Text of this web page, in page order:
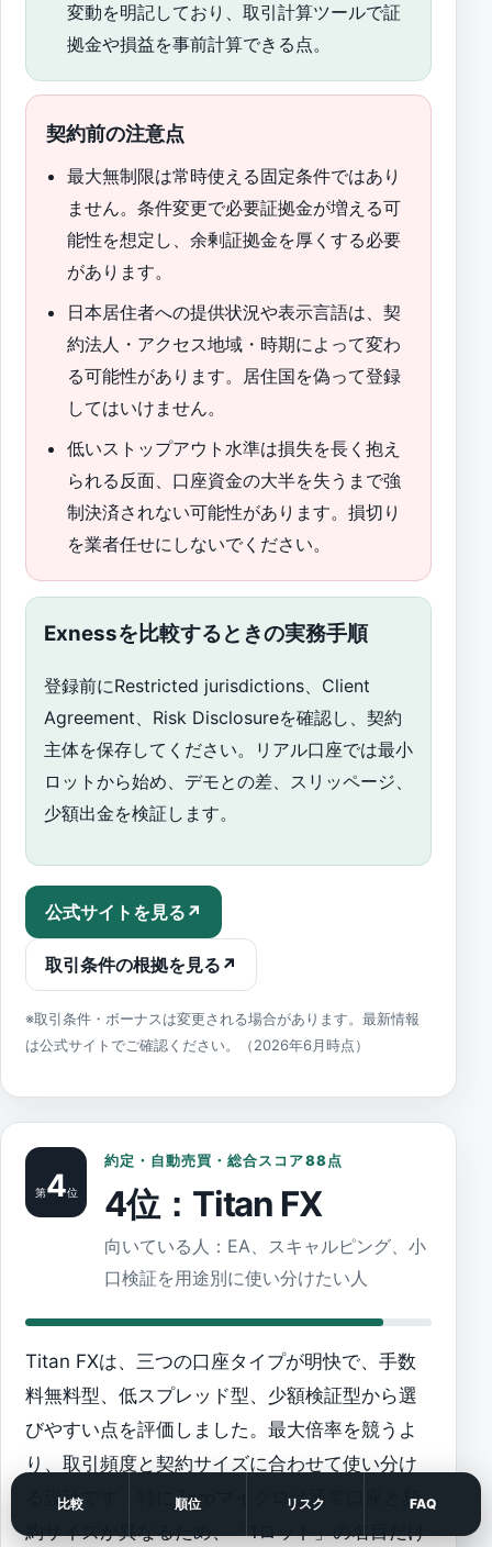
変動を明記しており、取引計算ツールで証
拠金や損益を事前計算できる点。
契約前の注意点
最大無制限は常時使える固定条件ではあり
ません。条件変更で必要証拠金が増える可
能性を想定し、余剰証拠金を厚くする必要
があります。
日本居住者への提供状況や表示言語は、契
約法人・アクセス地域・時期によって変わ
る可能性があります。居住国を偽って登録
してはいけません。
低いストップアウト水準は損失を長く抱え
られる反面、口座資金の大半を失うまで強
制決済されない可能性があります。損切り
を業者任せにしないでください。
Exnessを比較するときの実務手順
登録前にRestricted jurisdictions、Client
Agreement、Risk Disclosureを確認し、契約
主体を保存してください。リアル口座では最小
ロットから始め、デモとの差、スリッページ、
少額出金を検証します。
公式サイトを見る ↗
取引条件の根拠を見る ↗
※取引条件・ボーナスは変更される場合があります。最新情報
は公式サイトでご確認ください。（2026年6月時点）
第4位
約定・自動売買・総合スコア88点
4位：Titan FX
向いている人：EA、スキャルピング、小
口検証を用途別に使い分けたい人
Titan FXは、三つの口座タイプが明快で、手数
料無料型、低スプレッド型、少額検証型から選
びやすい点を評価しました。最大倍率を競うよ
り、取引頻度と契約サイズに合わせて使い分け
る設計です。特にZeroマイクロは通常口座と契
約サイズが異なるため、「1ロット」の名目だけ
比較 順位 リスク FAQ